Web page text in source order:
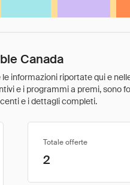
Canada
informazioni riportate qui e
e i programmi a premi,
e i dettagli completi.
Totale offerte
2